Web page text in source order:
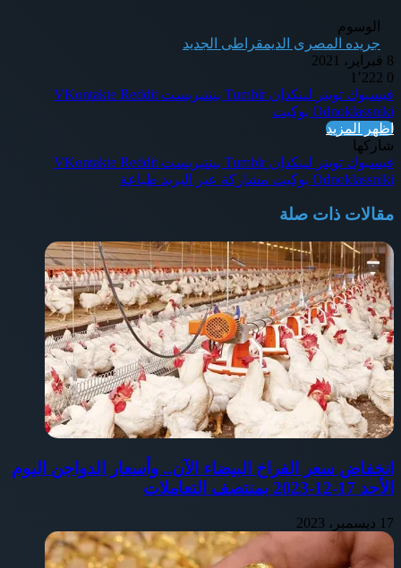
الوسوم
جريده المصرى الديمقراطى الجديد
8 فبراير، 2021
0
فيسبوك تويتر لينكدإن بينتيريست
Odnoklassniki بوكيت
اظهر المزيد
شاركها
فيسبوك تويتر لينكدإن بينتيريست
Odnoklassniki بوكيت مشاركة عبر البريد طباعة
مقالات ذات صلة
انخفاض سعر الفراخ البيضاء الآن.. وأسعار الدواجن اليوم
الأحد 17-12-2023 بمنتصف التعاملات
17 ديسمبر، 2023